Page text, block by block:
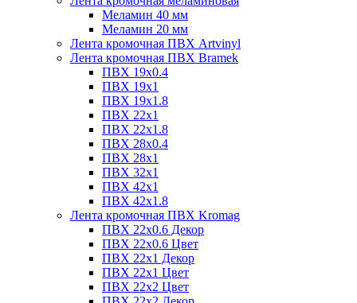
Меламин 40 мм
Меламин 20 мм
Лента кромочная ПВХ Artvinyl
Лента кромочная ПВХ Bramek
ПВХ 19x0.4
ПВХ 19х1
ПВХ 19х1.8
ПВХ 22х1
ПВХ 22х1.8
ПВХ 28х0.4
ПВХ 28х1
ПВХ 32x1
ПВХ 42х1
ПВХ 42х1.8
Лента кромочная ПВХ Kromag
ПВХ 22x0.6 Декор
ПВХ 22x0.6 Цвет
ПВХ 22x1 Декор
ПВХ 22x1 Цвет
ПВХ 22x2 Цвет